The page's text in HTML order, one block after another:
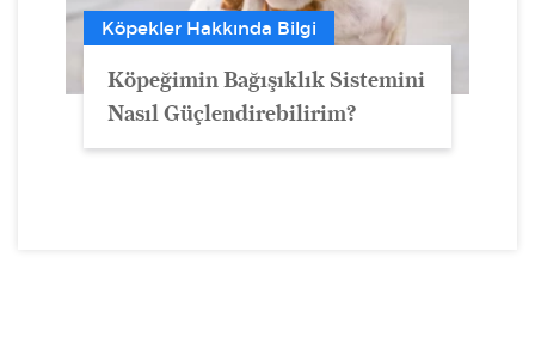
Köpekler Hakkında Bilgi
Köpeğimin Bağışıklık Sistemini
Nasıl Güçlendirebilirim?